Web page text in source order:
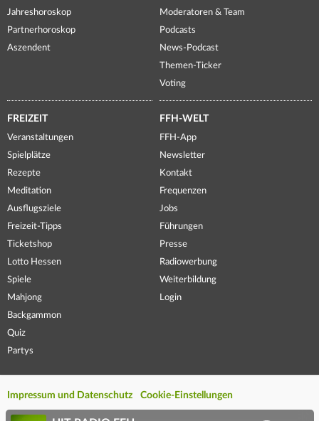
Jahreshoroskop
Partnerhoroskop
Aszendent
Moderatoren & Team
Podcasts
News-Podcast
Themen-Ticker
Voting
FREIZEIT
Veranstaltungen
Spielplätze
Rezepte
Meditation
Ausflugsziele
Freizeit-Tipps
Ticketshop
Lotto Hessen
Spiele
Mahjong
Backgammon
Quiz
Partys
FFH-WELT
FFH-App
Newsletter
Kontakt
Frequenzen
Jobs
Führungen
Presse
Radiowerbung
Weiterbildung
Login
Impressum und Datenschutz Cookie-Einstellungen